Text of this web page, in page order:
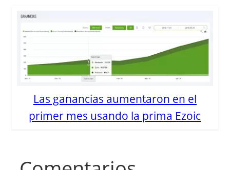
Las ganancias aumentaron en el
primer mes usando la prima Ezoic